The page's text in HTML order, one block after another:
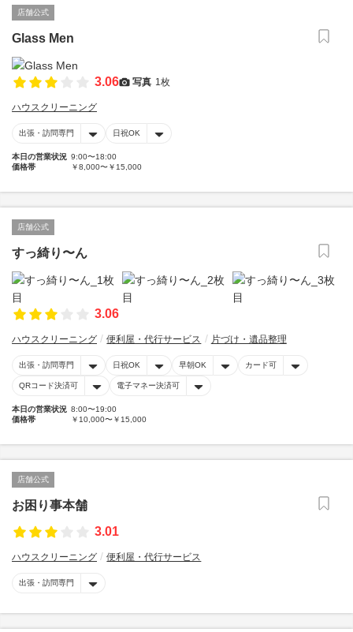
店舗公式
Glass Men
3.06 写真 1枚
ハウスクリーニング
出張・訪問専門 日祝OK
本日の営業状況 9:00〜18:00
価格帯
￥8,000〜￥15,000
店舗公式
すっ綺り〜ん
3.06
ハウスクリーニング 便利屋・代行サービス 片づけ・遺品整理
出張・訪問専門 日祝OK 早朝OK カード可
QRコード決済可 電子マネー決済可
本日の営業状況 8:00〜19:00
価格帯
￥10,000〜￥15,000
店舗公式
お困り事本舗
3.01
ハウスクリーニング 便利屋・代行サービス
出張・訪問専門